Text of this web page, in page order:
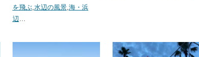
を飛ぶ, 水辺の風景, 海・浜
辺